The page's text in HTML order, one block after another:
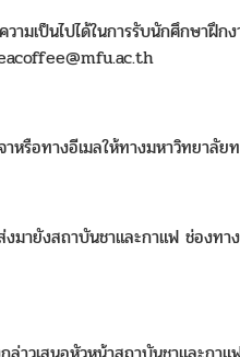
ามเป็นไปได้ในการรับนักศึกษาฝึก
หรือทางอีเมลให้ทางมหาวิทยาลัย
มายังสถาบันชาและกาแฟ ช่องทา